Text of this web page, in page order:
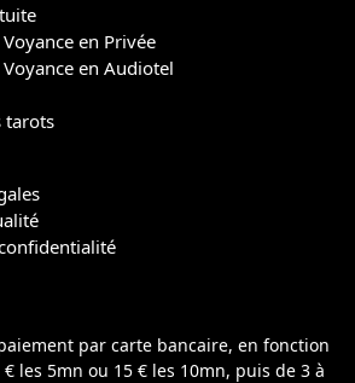
en Privée
en Audiotel
tarots
par carte bancaire, en fonction
les 5mn ou 15 € les 10mn, puis de 3 à